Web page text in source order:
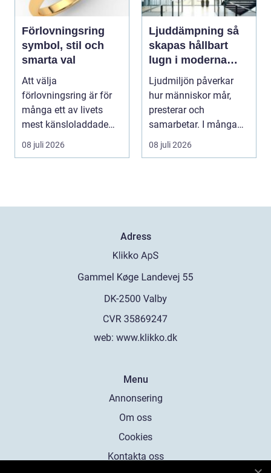
Förlovningsring
symbol, stil och
smarta val
Att välja
förlovningsring är för
många ett av livets
mest känsloladdade
beslut. Ringen ska
spegla kä...
08 juli 2026
Ljuddämpning så
skapas hållbart
lugn i moderna
lokaler
Ljudmiljön påverkar
hur människor mår,
presterar och
samarbetar. I många
kontor, skolor och
offentli...
08 juli 2026
Adress
web: www.klikko.dk
Menu
Annonsering
Om oss
Cookies
Kontakta oss